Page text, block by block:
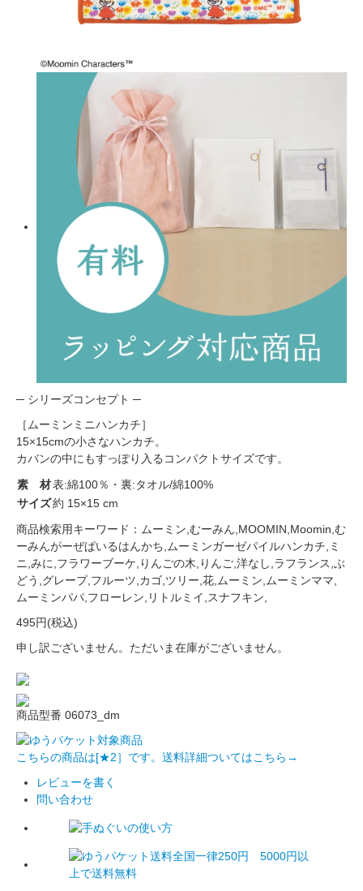
─ シリーズコンセプト ─
［ムーミンミニハンカチ］
15×15cmの小さなハンカチ。
カバンの中にもすっぽり入るコンパクトサイズです。
素 材表:綿100％・裏:タオル/綿100%
サイズ約 15×15 cm
商品検索用キーワード：ムーミン,むーみん,MOOMIN,Moomin,む
ーみんがーぜぱいるはんかち,ムーミンガーゼパイルハンカチ,ミ
ニ,みに,フラワーブーケ,りんごの木,りんご,洋なし,ラフランス,ぶ
どう,グレープ,フルーツ,カゴ,ツリー,花,ムーミン,ムーミンママ,
ムーミンパパ,フローレン,リトルミイ,スナフキン,
495円(税込)
申し訳ございません。ただいま在庫がございません。
商品型番 06073_dm
こちらの商品は[★2］です。送料詳細ついてはこちら→
レビューを書く
問い合わせ